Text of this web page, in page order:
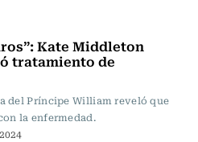
Kate Middleton
tratamiento de
del Príncipe William reveló que
la enfermedad.